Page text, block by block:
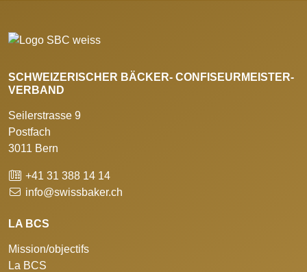
SCHWEIZERISCHER BÄCKER- CONFISEURMEISTER-
VERBAND
Seilerstrasse 9
Postfach
3011 Bern
+41 31 388 14 14
info@swissbaker.ch
LA BCS
Mission/objectifs
La BCS